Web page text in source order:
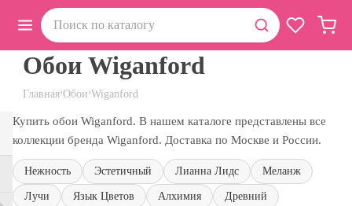
Главная›Обои›Wiganford
Обои Wiganford
Купить обои Wiganford. В нашем каталоге представлены все
коллекции бренда Wiganford. Доставка по Москве и России.
Нежность Эстетичный Лианна Лидс Меланж
Лучи Язык Цветов Алхимия Древний